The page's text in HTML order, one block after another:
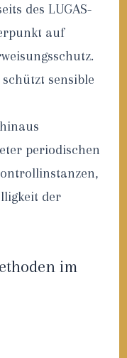
des LUGAS-
auf
sensible
periodischen
der
im